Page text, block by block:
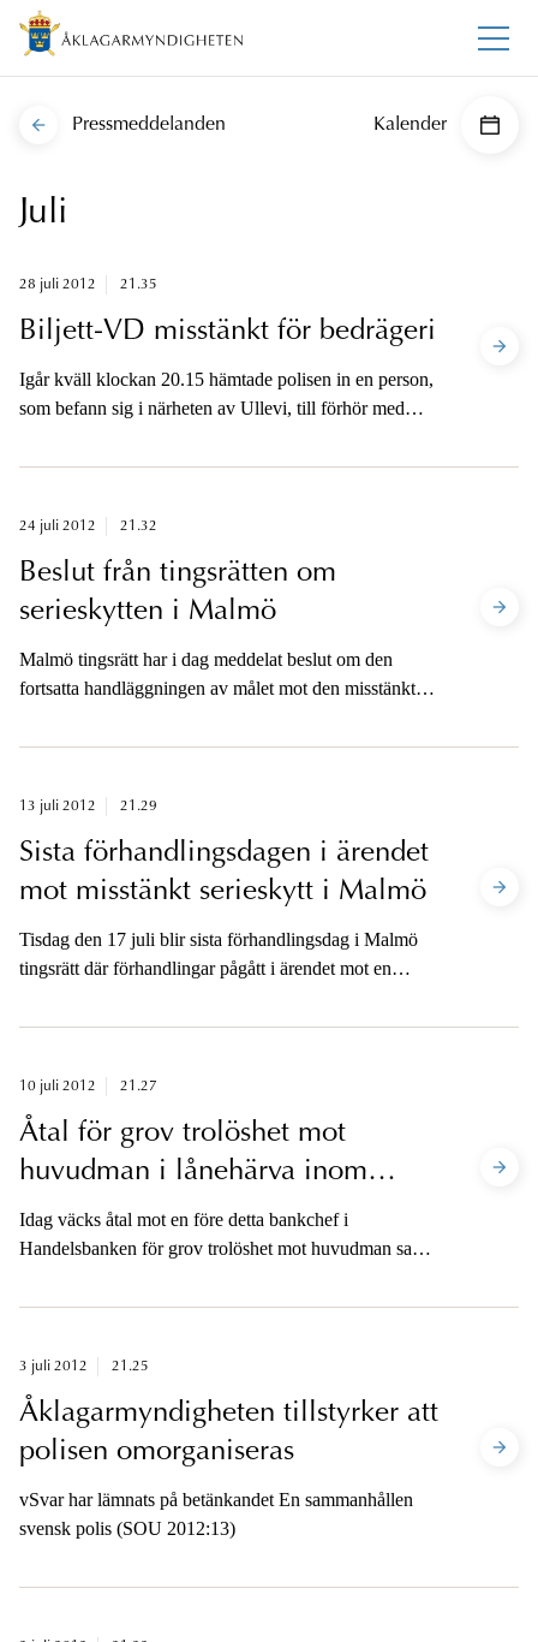
Pressmeddelanden Kalender
Juli
28 juli 2012 21.35
Biljett-VD misstänkt för bedrägeri
Igår kväll klockan 20.15 hämtade polisen in en person,
som befann sig i närheten av Ullevi, till förhör med
försäljningen av biljetter till en konsert i Göteborg i
24 juli 2012 21.32
Beslut från tingsrätten om
serieskytten i Malmö
Malmö tingsrätt har i dag meddelat beslut om den
fortsatta handläggningen av målet mot den misstänkte
genomgå en rättspsykiatrisk undersökning och kvarbli i
13 juli 2012 21.29
Sista förhandlingsdagen i ärendet
mot misstänkt serieskytt i Malmö
Tisdag den 17 juli blir sista förhandlingsdag i Malmö
tingsrätt där förhandlingar pågått i ärendet mot en
10 juli 2012 21.27
Åtal för grov trolöshet mot
huvudman i lånehärva inom
Handelsbanken
Idag väcks åtal mot en före detta bankchef i
Handelsbanken för grov trolöshet mot huvudman samt
till bankchefens brott.
3 juli 2012 21.25
Åklagarmyndigheten tillstyrker att
polisen omorganiseras
vSvar har lämnats på betänkandet En sammanhållen
svensk polis (SOU 2012:13)